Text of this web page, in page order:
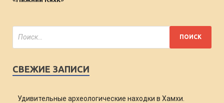
СВЕЖИЕ ЗАПИСИ
Удивительные археологические находки в Хамхи.